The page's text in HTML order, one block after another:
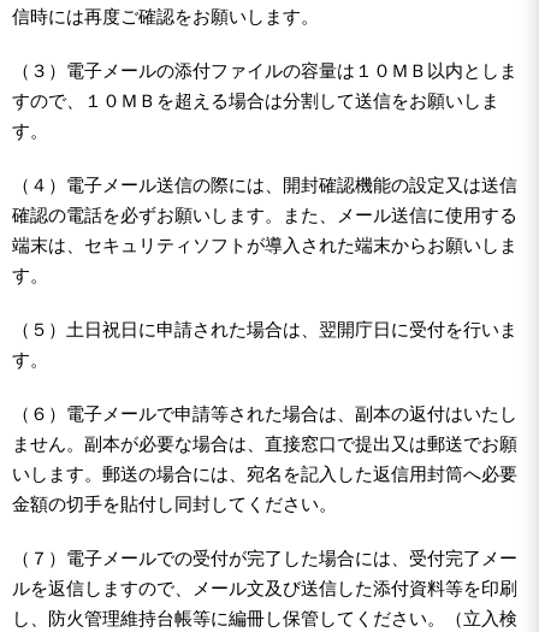
信時には再度ご確認をお願いします。
（３）電子メールの添付ファイルの容量は１０ＭＢ以内としま
すので、１０ＭＢを超える場合は分割して送信をお願いしま
す。
（４）電子メール送信の際には、開封確認機能の設定又は送信
確認の電話を必ずお願いします。また、メール送信に使用する
端末は、セキュリティソフトが導入された端末からお願いしま
す。
（５）土日祝日に申請された場合は、翌開庁日に受付を行いま
す。
（６）電子メールで申請等された場合は、副本の返付はいたし
ません。副本が必要な場合は、直接窓口で提出又は郵送でお願
いします。郵送の場合には、宛名を記入した返信用封筒へ必要
金額の切手を貼付し同封してください。
（７）電子メールでの受付が完了した場合には、受付完了メー
ルを返信しますので、メール文及び送信した添付資料等を印刷
し、防火管理維持台帳等に編冊し保管してください。（立入検